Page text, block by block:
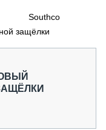
Southco
защёлки